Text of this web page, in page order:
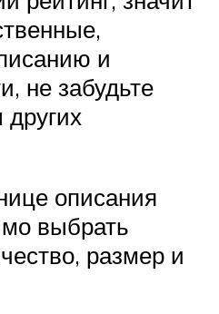
и
не забудьте
других
описания
выбрать
размер и